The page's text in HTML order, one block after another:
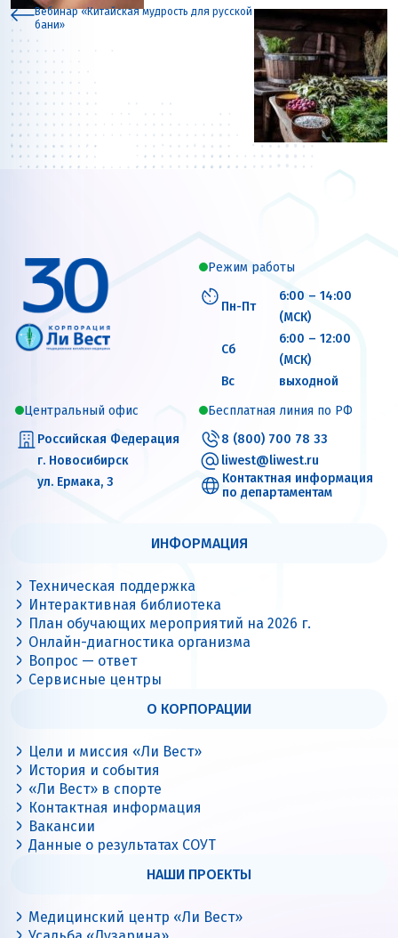
Вебинар «Китайская мудрость для русской
бани»
Режим работы
Пн-Пт
6:00 – 14:00
(МСК)
Сб
6:00 – 12:00
(МСК)
Вс
выходной
Центральный офис
Российская Федерация
г. Новосибирск
ул. Ермака, 3
Бесплатная линия по РФ
8 (800) 700 78 33
liwest@liwest.ru
Контактная информация
по департаментам
ИНФОРМАЦИЯ
Техническая поддержка
Интерактивная библиотека
План обучающих мероприятий на 2026 г.
Онлайн-диагностика организма
Вопрос — ответ
Сервисные центры
О КОРПОРАЦИИ
Цели и миссия «Ли Вест»
История и события
«Ли Вест» в спорте
Контактная информация
Вакансии
Данные о результатах СОУТ
НАШИ ПРОЕКТЫ
Медицинский центр «Ли Вест»